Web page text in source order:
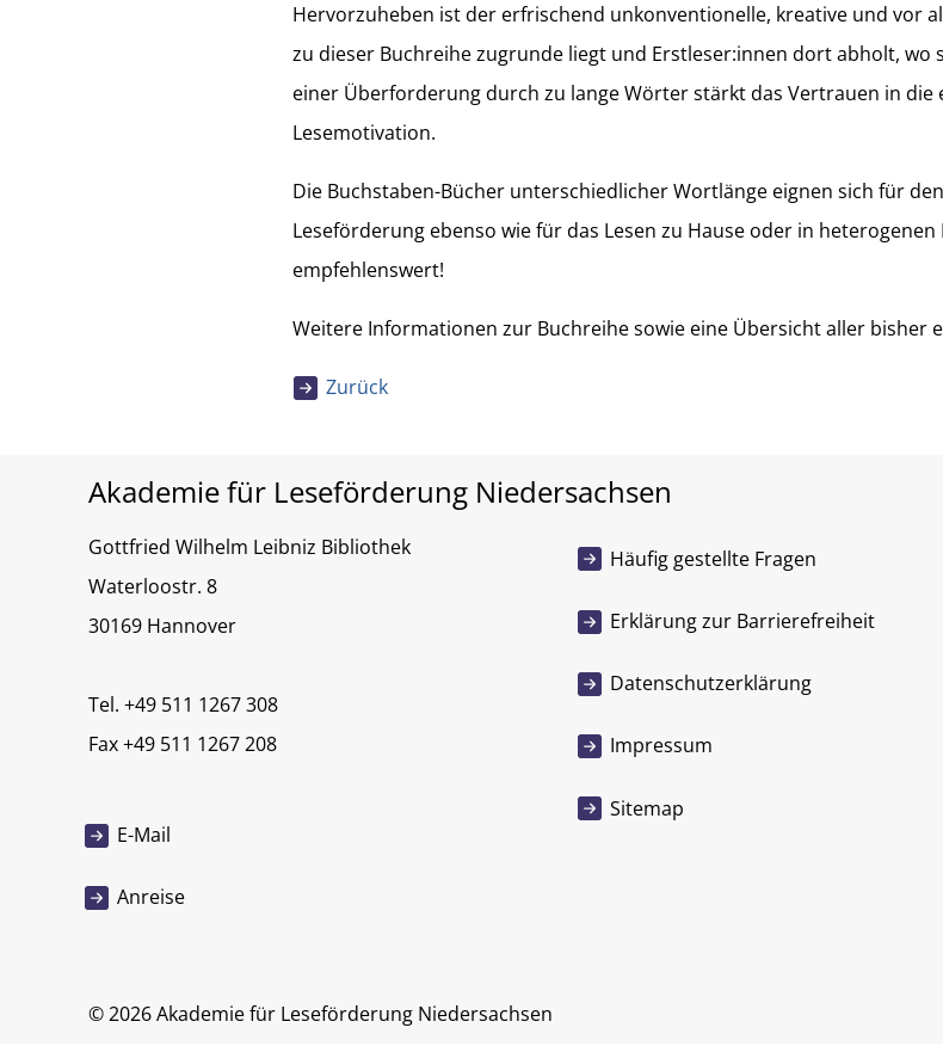
Hervorzuheben ist der erfrischend unkonventionelle, kreative und vor
zu dieser Buchreihe zugrunde liegt und Erstleser:innen dort abholt, wo
einer Überforderung durch zu lange Wörter stärkt das Vertrauen in die
Lesemotivation.
Die Buchstaben-Bücher unterschiedlicher Wortlänge eignen sich für
Leseförderung ebenso wie für das Lesen zu Hause oder in
empfehlenswert!
Weitere Informationen zur Buchreihe sowie eine Übersicht aller bisher
Zurück
Akademie für Leseförderung Niedersachsen
Gottfried Wilhelm Leibniz Bibliothek
Waterloostr. 8
30169 Hannover
Tel. +49 511 1267 308
Fax +49 511 1267 208
E-Mail
Anreise
Häufig gestellte Fragen
Erklärung zur Barrierefreiheit
Datenschutzerklärung
Impressum
Sitemap
© 2026 Akademie für Leseförderung Niedersachsen